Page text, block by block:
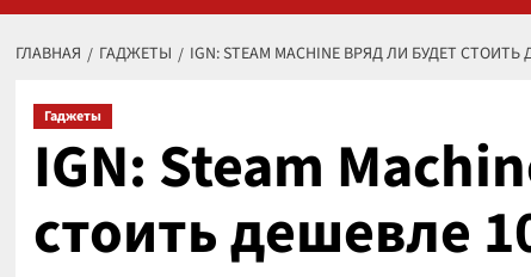
ГЛАВНАЯ ГАДЖЕТЫ IGN: STEAM MACHINE ВРЯД ЛИ БУДЕТ
Гаджеты
IGN: Steam
стоить дешевле